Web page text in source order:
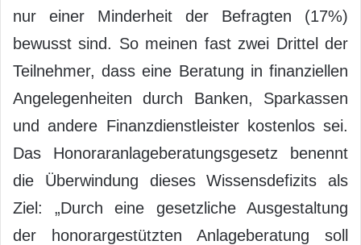
nur einer Minderheit der Befragten (17%)
bewusst sind. So meinen fast zwei Drittel der
Teilnehmer, dass eine Beratung in finanziellen
Angelegenheiten durch Banken, Sparkassen
und andere Finanzdienstleister kostenlos sei.
Das Honoraranlageberatungsgesetz benennt
die Überwindung dieses Wissensdefizits als
Ziel: „Durch eine gesetzliche Ausgestaltung
der honorargestützten Anlageberatung soll